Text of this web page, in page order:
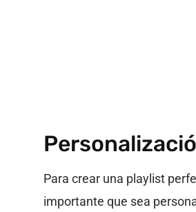
Para crear una playlist
importante que sea